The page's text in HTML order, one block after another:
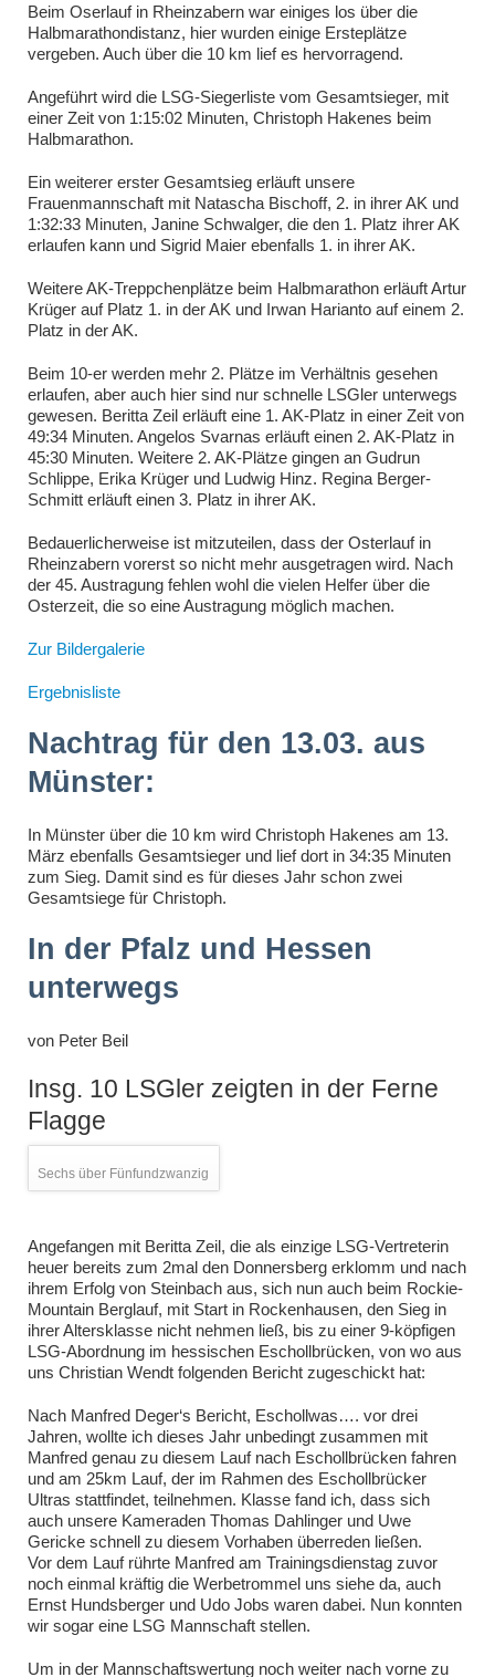
Beim Oserlauf in Rheinzabern war einiges los über die
Halbmarathondistanz, hier wurden einige Ersteplätze
vergeben. Auch über die 10 km lief es hervorragend.
Angeführt wird die LSG-Siegerliste vom Gesamtsieger, mit
einer Zeit von 1:15:02 Minuten, Christoph Hakenes beim
Halbmarathon.
Ein weiterer erster Gesamtsieg erläuft unsere
Frauenmannschaft mit Natascha Bischoff, 2. in ihrer AK und
1:32:33 Minuten, Janine Schwalger, die den 1. Platz ihrer AK
erlaufen kann und Sigrid Maier ebenfalls 1. in ihrer AK.
Weitere AK-Treppchenplätze beim Halbmarathon erläuft Artur
Krüger auf Platz 1. in der AK und Irwan Harianto auf einem 2.
Platz in der AK.
Beim 10-er werden mehr 2. Plätze im Verhältnis gesehen
erlaufen, aber auch hier sind nur schnelle LSGler unterwegs
gewesen. Beritta Zeil erläuft eine 1. AK-Platz in einer Zeit von
49:34 Minuten. Angelos Svarnas erläuft einen 2. AK-Platz in
45:30 Minuten. Weitere 2. AK-Plätze gingen an Gudrun
Schlippe, Erika Krüger und Ludwig Hinz. Regina Berger-
Schmitt erläuft einen 3. Platz in ihrer AK.
Bedauerlicherweise ist mitzuteilen, dass der Osterlauf in
Rheinzabern vorerst so nicht mehr ausgetragen wird. Nach
der 45. Austragung fehlen wohl die vielen Helfer über die
Osterzeit, die so eine Austragung möglich machen.
Zur Bildergalerie
Ergebnisliste
Nachtrag für den 13.03. aus
Münster:
In Münster über die 10 km wird Christoph Hakenes am 13.
März ebenfalls Gesamtsieger und lief dort in 34:35 Minuten
zum Sieg. Damit sind es für dieses Jahr schon zwei
Gesamtsiege für Christoph.
In der Pfalz und Hessen
unterwegs
von Peter Beil
Insg. 10 LSGler zeigten in der Ferne
Flagge
Sechs über Fünfundzwanzig
Angefangen mit Beritta Zeil, die als einzige LSG-Vertreterin
heuer bereits zum 2mal den Donnersberg erklomm und nach
ihrem Erfolg von Steinbach aus, sich nun auch beim Rockie-
Mountain Berglauf, mit Start in Rockenhausen, den Sieg in
ihrer Altersklasse nicht nehmen ließ, bis zu einer 9-köpfigen
LSG-Abordnung im hessischen Eschollbrücken, von wo aus
uns Christian Wendt folgenden Bericht zugeschickt hat:
Nach Manfred Deger‘s Bericht, Eschollwas…. vor drei
Jahren, wollte ich dieses Jahr unbedingt zusammen mit
Manfred genau zu diesem Lauf nach Eschollbrücken fahren
und am 25km Lauf, der im Rahmen des Eschollbrücker
Ultras stattfindet, teilnehmen. Klasse fand ich, dass sich
auch unsere Kameraden Thomas Dahlinger und Uwe
Gericke schnell zu diesem Vorhaben überreden ließen.
Vor dem Lauf rührte Manfred am Trainingsdienstag zuvor
noch einmal kräftig die Werbetrommel uns siehe da, auch
Ernst Hundsberger und Udo Jobs waren dabei. Nun konnten
wir sogar eine LSG Mannschaft stellen.
Um in der Mannschaftswertung noch weiter nach vorne zu